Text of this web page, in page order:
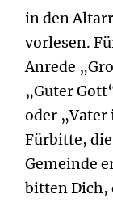
in den
vorlesen.
Anrede
„Guter
oder
Fürbitte,
Gemeinde
bitten Dich,